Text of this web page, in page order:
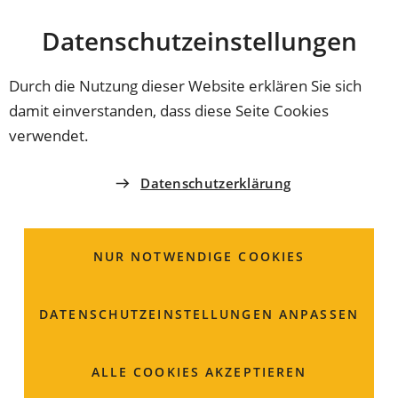
Datenschutz­einstellungen
Durch die Nutzung dieser Website erklären Sie sich
damit einverstanden, dass diese Seite Cookies
verwendet.
Datenschutzerklärung
NUR NOTWENDIGE COOKIES
DATENSCHUTZ­EINSTELLUNGEN ANPASSEN
ALLE COOKIES AKZEPTIEREN
INHALT ANSPRINGEN
Coburg
HerrHelmutFranz
Max-Böhme-Ring 17
sekretariat-kme
schule-am-hofgarten